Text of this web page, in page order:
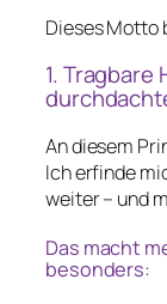
Dieses Motto
1.
An diesem
Ich erfinde
weiter – und
Das macht
besonders: